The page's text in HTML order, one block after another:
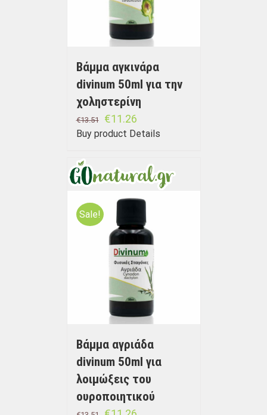
Bάμμα αγκινάρα
divinum 50ml για την
χοληστερίνη
€13.51 €11.26
Buy product Details
Sale!
Bάμμα αγριάδα
divinum 50ml για
λοιμώξεις του
ουροποιητικού